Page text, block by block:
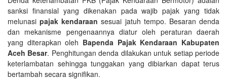
sanksi finansial yang dikenakan pada wajib pajak yang tidak
melunasipajak kendaraan sesuai jatuh tempo. Besaran denda
dan mekanisme pengenaannya diatur oleh peraturan daerah
yang diterapkan oleh Bapenda Pajak Kendaraan Kabupaten
Aceh Besar. Penghitungan denda dilakukan untuk setiap periode
keterlambatan sehingga tunggakan yang dibiarkan dapat terus
bertambah secara signifikan.